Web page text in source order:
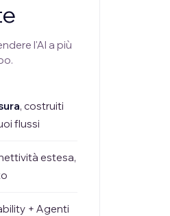
l'AI a più
, costruiti
flussi
estesa,
+ Agenti